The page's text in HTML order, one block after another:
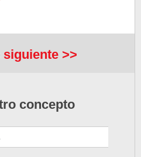
>>
concepto